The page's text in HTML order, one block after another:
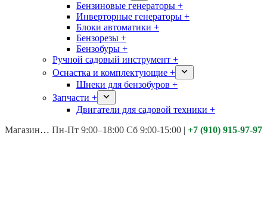
Бензиновые генераторы +
Инверторные генераторы +
Блоки автоматики +
Бензорезы +
Бензобуры +
Ручной садовый инструмент +
Оснастка и комплектующие +
Шнеки для бензобуров +
Запчасти +
Двигатели для садовой техники +
Магазины: Калуга ул. Московская д.113
Пн-Пт 9:00–18:00 Сб 9:00-15:00 | +7 (910) 915-97-97